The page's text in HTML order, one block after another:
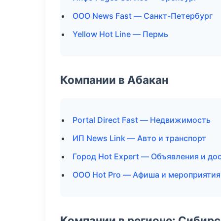
ООО News Fast — Санкт-Петербург
Yellow Hot Line — Пермь
Компании в Абакан
Portal Direct Fast — Недвижимость
ИП News Link — Авто и транспорт
Город Hot Expert — Объявления и
ООО Hot Pro — Афиша и мероприятия